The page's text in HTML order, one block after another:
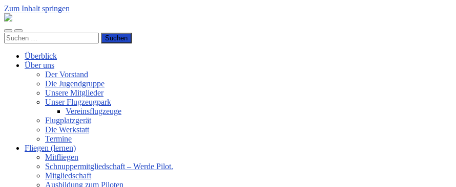
Zum Inhalt springen
Luftsportverein
e.V.
Mobile-
Menü
Suchfeld
ein-/ausblenden
Suchen
nach:
Überblick
Über uns
Der Vorstand
Die Jugendgruppe
Unsere Mitglieder
Unser Flugzeugpark
Vereinsflugzeuge
Flugplatzgerät
Die Werkstatt
Termine
Fliegen (lernen)
Mitfliegen
Schnuppermitgliedschaft – Werde Pilot.
Mitgliedschaft
Ausbildung zum Piloten